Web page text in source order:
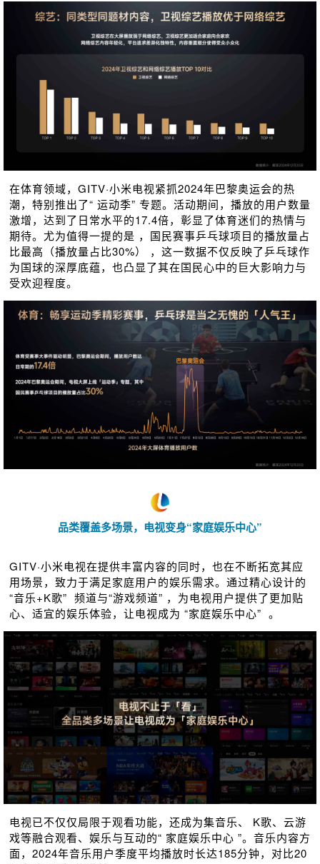
在体育领域，GITV·小米电视紧抓2024年巴黎奥运会的热
潮，特别推出了“ 运动季” 专题。活动期间，播放的用户数量
激增，达到了日常水平的17.4倍，彰显了体育迷们的热情与
期待。尤为值得一提的是 ，国民赛事乒乓球项目的播放量占
比最高（播放量占比30%） ，这一数据不仅反映了乒乓球作
为国球的深厚底蕴，也凸显了其在国民心中的巨大影响力与
受欢迎程度。
品类覆盖多场景，电视变身“家庭娱乐中心”
GITV·小米电视在提供丰富内容的同时，也在不断拓宽其应
⽤场景，致力于满足家庭⽤户的娱乐需求。通过精心设计的
“音乐+K歌” 频道与“游戏频道” ，为电视⽤户提供了更加贴
心、适宜的娱乐体验，让电视成为 “家庭娱乐中心” 。
电视已不仅仅局限于观看功能，还成为集音乐、 K歌、云游
戏等融合观看、娱乐与互动的“ 家庭娱乐中心 ”。音乐内容方
面，2024年音乐用户季度平均播放时长达185分钟，对比20